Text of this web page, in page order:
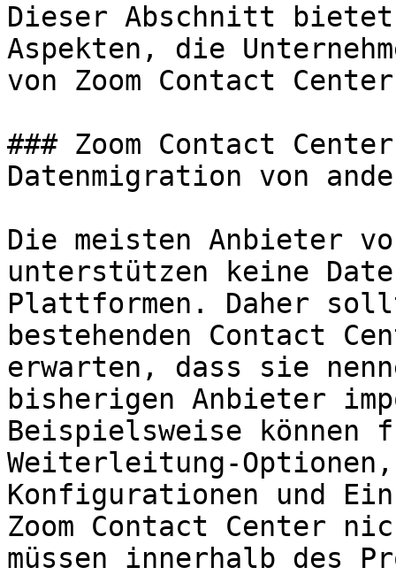
Dieser Abschnitt
Aspekten, die
von Zoom Contact
### Zoom Contact
Datenmigration von
Die meisten Anbieter
unterstützen keine
Plattformen. Daher
bestehenden Contact
erwarten, dass sie
bisherigen Anbieter
Beispielsweise können
Weiterleitung-
Konfigurationen und
Zoom Contact Center
müssen innerhalb des